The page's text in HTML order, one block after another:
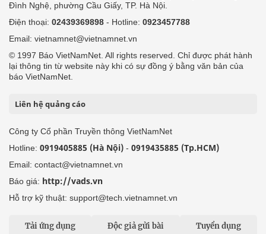
Đình Nghệ, phường Cầu Giấy, TP. Hà Nội.
Điện thoại: 02439369898 - Hotline: 0923457788
Email: vietnamnet@vietnamnet.vn
© 1997 Báo VietNamNet. All rights reserved. Chỉ được phát hành
lại thông tin từ website này khi có sự đồng ý bằng văn bản của
báo VietNamNet.
Liên hệ quảng cáo
Công ty Cổ phần Truyền thông VietNamNet
Hotline: 0919405885 (Hà Nội) - 0919435885 (Tp.HCM)
Email: contact@vietnamnet.vn
Báo giá: http://vads.vn
Hỗ trợ kỹ thuật: support@tech.vietnamnet.vn
Tải ứng dụng Độc giả gửi bài Tuyển dụng